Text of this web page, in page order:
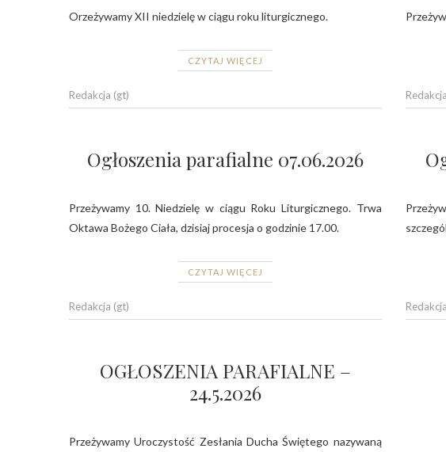
Orzeżywamy XII niedzielę w ciągu roku liturgicznego.
CZYTAJ WIĘCEJ
Redakcja (gt)
Ogłoszenia parafialne 07.06.2026
Przeżywamy 10. Niedzielę w ciągu Roku Liturgicznego. Trwa
Oktawa Bożego Ciała, dzisiaj procesja o godzinie 17.00.
CZYTAJ WIĘCEJ
Redakcja (gt)
OGŁOSZENIA PARAFIALNE –
24.5.2026
Przeżywamy Uroczystość Zesłania Ducha Świętego nazywaną